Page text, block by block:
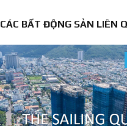
CÁC BẤT ĐỘNG SẢN LIÊN